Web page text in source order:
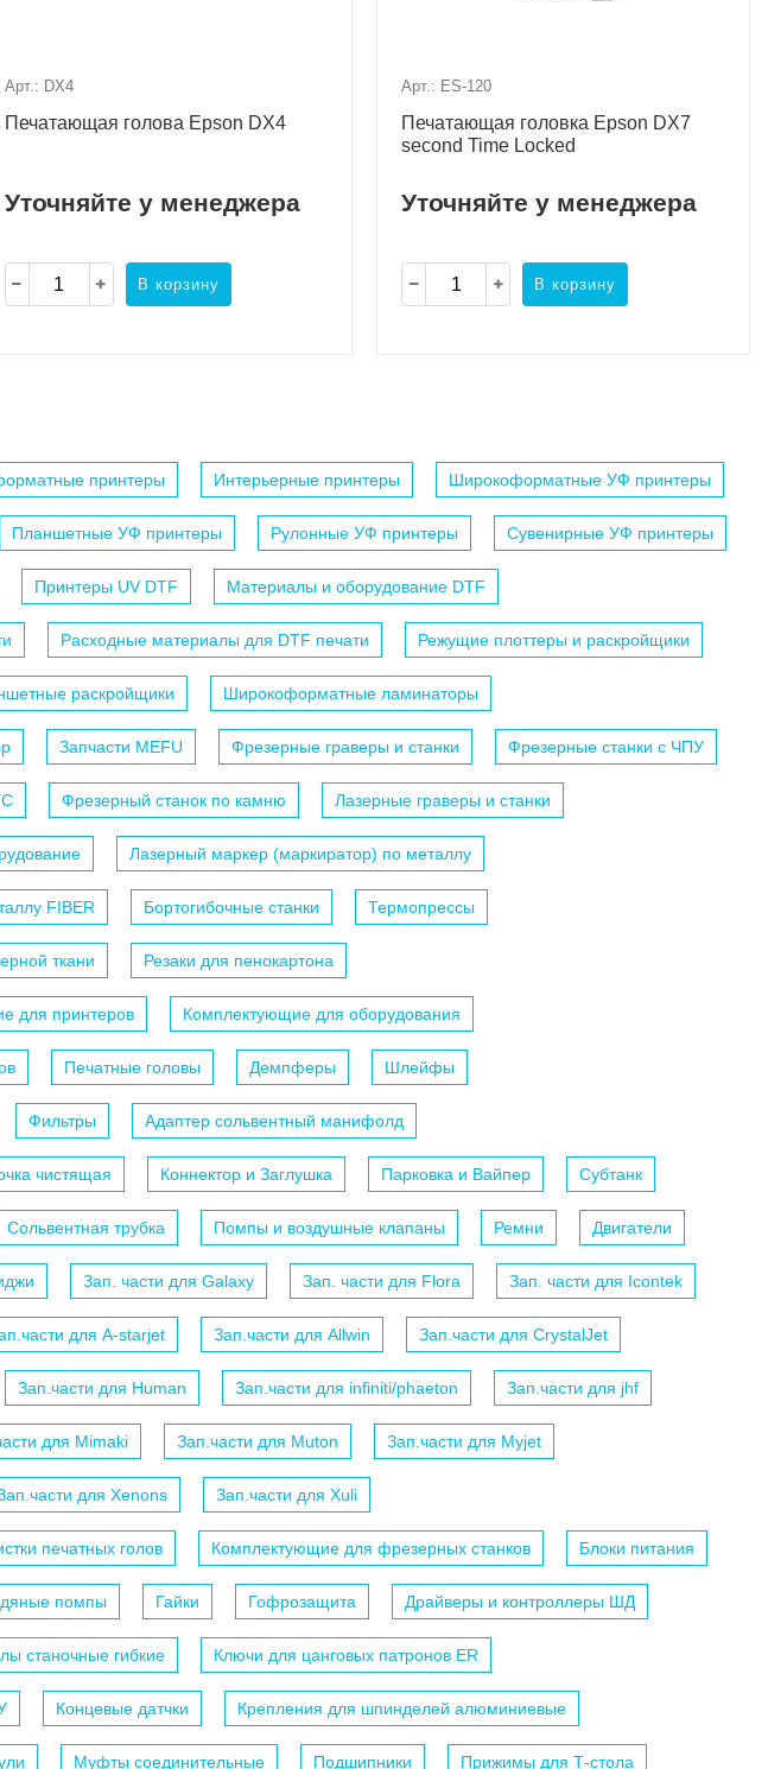
Арт.: DX4
Печатающая голова Epson DX4
Уточняйте у менеджера
В корзину
Арт.: ES-120
Печатающая головка Epson DX7
second Time Locked
Уточняйте у менеджера
В корзину
принтеры Интерьерные принтеры Широкоформатные УФ принтеры
Планшетные УФ принтеры Рулонные УФ принтеры Сувенирные УФ принтеры
Принтеры UV DTF Материалы и оборудование DTF
Расходные материалы для DTF печати Режущие плоттеры и раскройщики
раскройщики Широкоформатные ламинаторы
Запчасти MEFU Фрезерные граверы и станки Фрезерные станки с ЧПУ
Фрезерный станок по камню Лазерные граверы и станки
Лазерный маркер (маркиратор) по металлу
FIBER Бортогибочные станки Термопрессы
ткани Резаки для пенокартона
для принтеров Комплектующие для оборудования
Печатные головы Демпферы Шлейфы
Фильтры Адаптер сольвентный манифолд
чистящая Коннектор и Заглушка Парковка и Вайпер Субтанк
Сольвентная трубка Помпы и воздушные клапаны Ремни Двигатели
Зап. части для Galaxy Зап. части для Flora Зап. части для Icontek
для A-starjet Зап.части для Allwin Зап.части для CrystalJet
Зап.части для Human Зап.части для infiniti/phaeton Зап.части для jhf
для Mimaki Зап.части для Muton Зап.части для Myjet
для Xenons Зап.части для Xuli
печатных голов Комплектующие для фрезерных станков Блоки питания
помпы Гайки Гофрозащита Драйверы и контроллеры ШД
станочные гибкие Ключи для цанговых патронов ER
Концевые датчки Крепления для шпинделей алюминиевые
Муфты соединительные Подшипники Прижимы для Т-стола